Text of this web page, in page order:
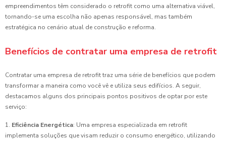
empreendimentos têm considerado o retrofit como uma alternativa viável,
tornando-se uma escolha não apenas responsável, mas também
estratégica no cenário atual de construção e reforma.
Benefícios de contratar uma empresa de retrofit
Contratar uma empresa de retrofit traz uma série de benefícios que podem
transformar a maneira como você vê e utiliza seus edifícios. A seguir,
destacamos alguns dos principais pontos positivos de optar por este
serviço:
1. Eficiência Energética: Uma empresa especializada em retrofit
implementa soluções que visam reduzir o consumo energético, utilizando